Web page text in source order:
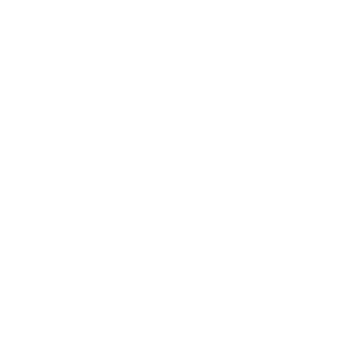
и палаток для различных целей: от